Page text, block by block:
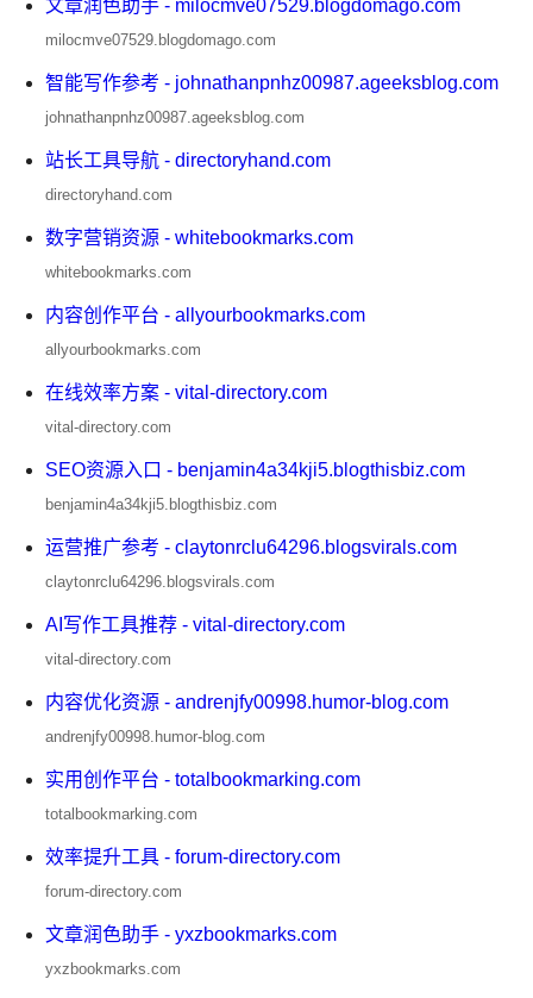
文章润色助手 - milocmve07529.blogdomago.com
milocmve07529.blogdomago.com
智能写作参考 - johnathanpnhz00987.ageeksblog.com
johnathanpnhz00987.ageeksblog.com
站长工具导航 - directoryhand.com
directoryhand.com
数字营销资源 - whitebookmarks.com
whitebookmarks.com
内容创作平台 - allyourbookmarks.com
allyourbookmarks.com
在线效率方案 - vital-directory.com
vital-directory.com
SEO资源入口 - benjamin4a34kji5.blogthisbiz.com
benjamin4a34kji5.blogthisbiz.com
运营推广参考 - claytonrclu64296.blogsvirals.com
claytonrclu64296.blogsvirals.com
AI写作工具推荐 - vital-directory.com
vital-directory.com
内容优化资源 - andrenjfy00998.humor-blog.com
andrenjfy00998.humor-blog.com
实用创作平台 - totalbookmarking.com
totalbookmarking.com
效率提升工具 - forum-directory.com
forum-directory.com
文章润色助手 - yxzbookmarks.com
yxzbookmarks.com